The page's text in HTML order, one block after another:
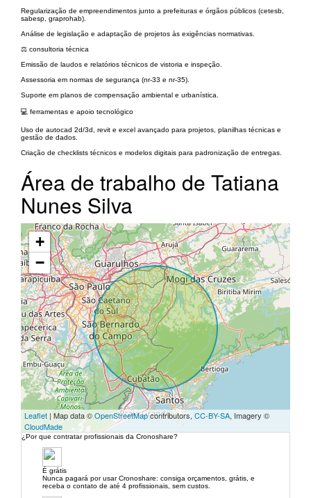
Regularização de empreendimentos junto a prefeituras e órgãos públicos (cetesb,
sabesp, graprohab).
Análise de legislação e adaptação de projetos às exigências normativas.
⚖️ consultoria técnica
Emissão de laudos e relatórios técnicos de vistoria e inspeção.
Assessoria em normas de segurança (nr-33 e nr-35).
Suporte em planos de compensação ambiental e urbanística.
💻 ferramentas e apoio tecnológico
Uso de autocad 2d/3d, revit e excel avançado para projetos, planilhas técnicas e
gestão de dados.
Criação de checklists técnicos e modelos digitais para padronização de entregas.
Área de trabalho de Tatiana
Nunes Silva
+
−
Leaflet | Map data ©OpenStreetMapcontributors, CC-BY-SA, Imagery ©
CloudMade
¿Por que contratar profissionais da Cronoshare?
É grátis
Nunca pagará por usar Cronoshare: consiga orçamentos, grátis, e
receba o contato de até 4 profissionais, sem custos.